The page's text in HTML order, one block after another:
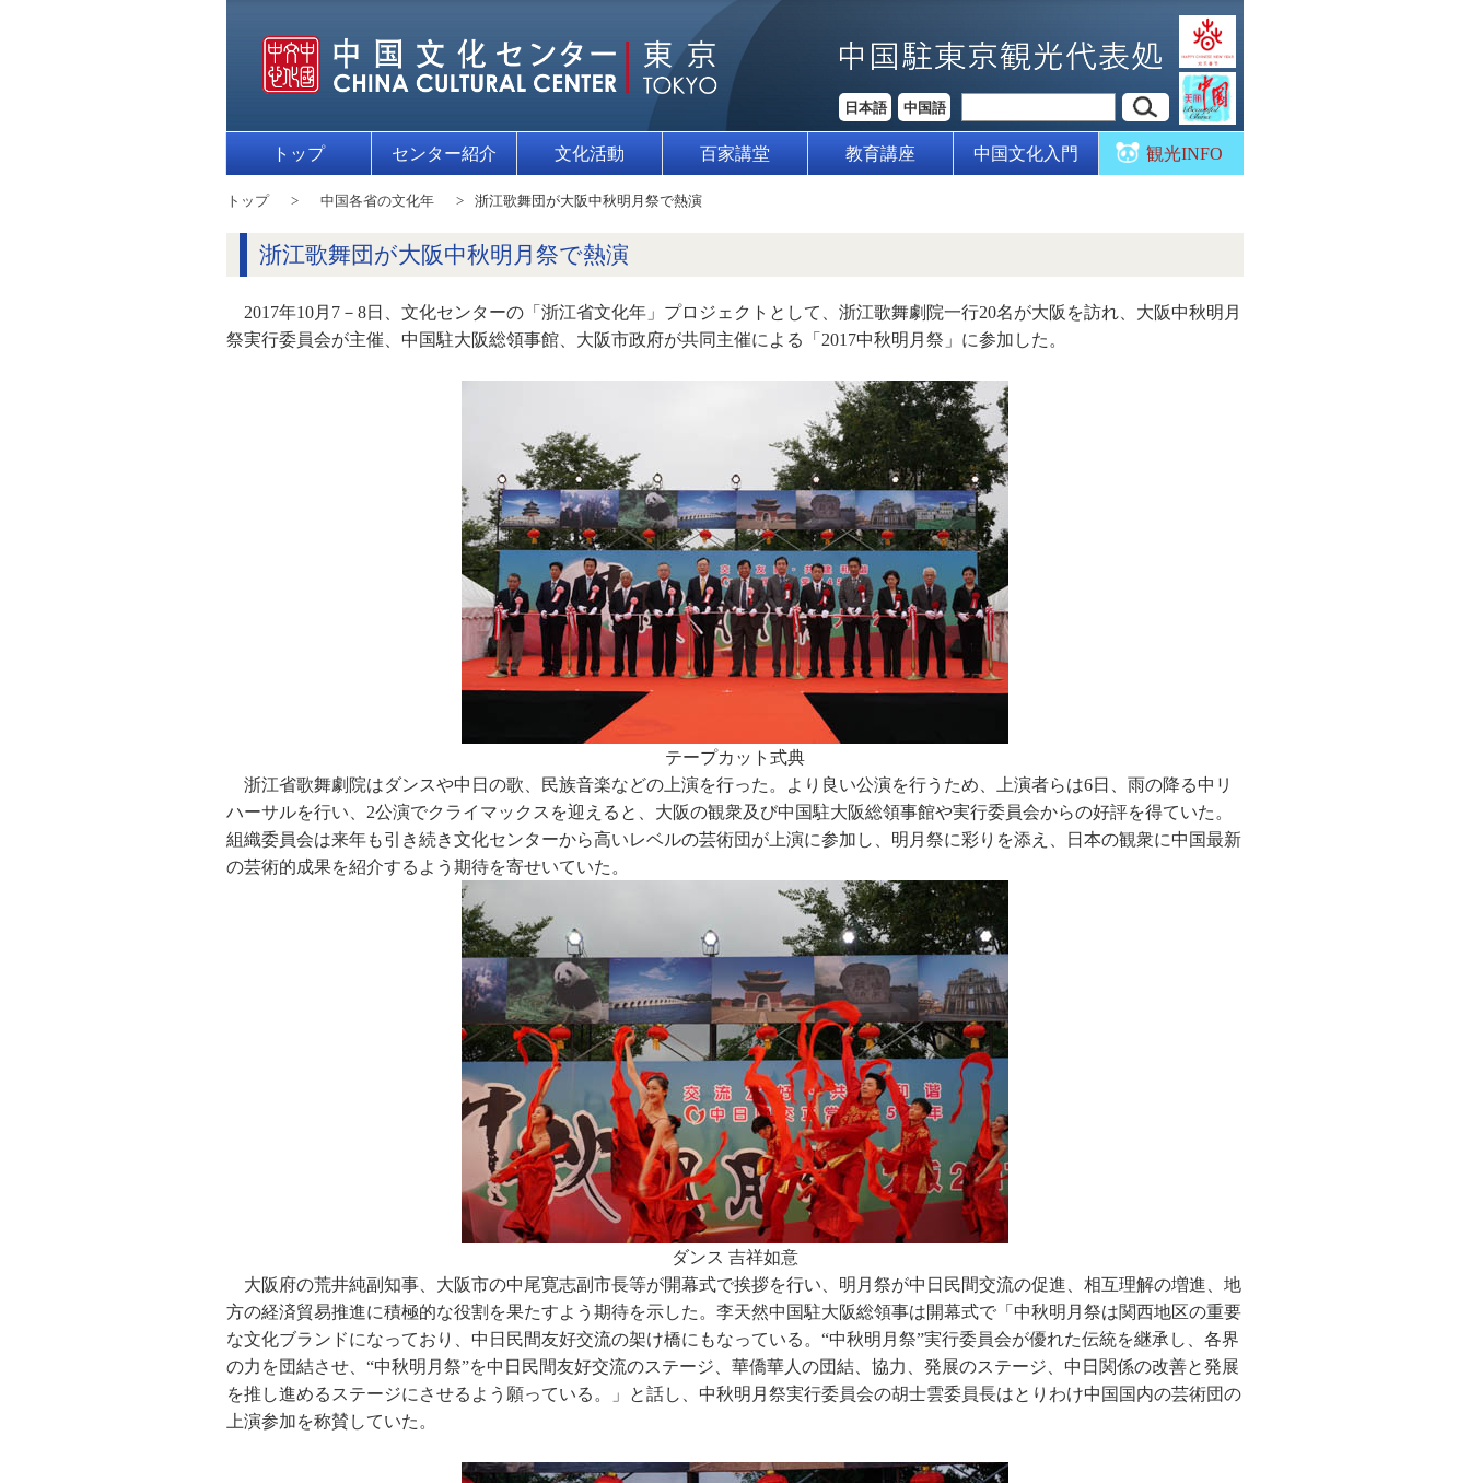
日本語 中国語
トップ センター紹介 文化活動 百家講堂 教育講座 中国文化入門 観光INFO
トップ 中国各省の文化年 浙江歌舞団が大阪中秋明月祭で熱演
浙江歌舞団が大阪中秋明月祭で熱演
2017年10月7－8日、文化センターの「浙江省文化年」プロジェクトとして、浙江歌舞劇院一行20名が大阪を訪れ、大阪中秋明月
祭実行委員会が主催、中国駐大阪総領事館、大阪市政府が共同主催による「2017中秋明月祭」に参加した。
テープカット式典
浙江省歌舞劇院はダンスや中日の歌、民族音楽などの上演を行った。より良い公演を行うため、上演者らは6日、雨の降る中リ
ハーサルを行い、2公演でクライマックスを迎えると、大阪の観衆及び中国駐大阪総領事館や実行委員会からの好評を得ていた。
組織委員会は来年も引き続き文化センターから高いレベルの芸術団が上演に参加し、明月祭に彩りを添え、日本の観衆に中国最新
の芸術的成果を紹介するよう期待を寄せいていた。
ダンス 吉祥如意
大阪府の荒井純副知事、大阪市の中尾寛志副市長等が開幕式で挨拶を行い、明月祭が中日民間交流の促進、相互理解の増進、地
方の経済貿易推進に積極的な役割を果たすよう期待を示した。李天然中国駐大阪総領事は開幕式で「中秋明月祭は関西地区の重要
な文化ブランドになっており、中日民間友好交流の架け橋にもなっている。“中秋明月祭”実行委員会が優れた伝統を継承し、各界
の力を団結させ、“中秋明月祭”を中日民間友好交流のステージ、華僑華人の団結、協力、発展のステージ、中日関係の改善と発展
を推し進めるステージにさせるよう願っている。」と話し、中秋明月祭実行委員会の胡士雲委員長はとりわけ中国国内の芸術団の
上演参加を称賛していた。